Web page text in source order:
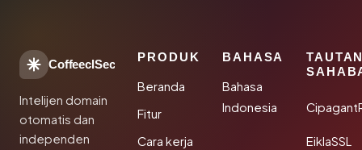
CoffeeclSec
Intelijen domain
otomatis dan
independen
PRODUK
Beranda
Fitur
Cara kerja
BAHASA
Bahasa
Indonesia
EiklaSSL